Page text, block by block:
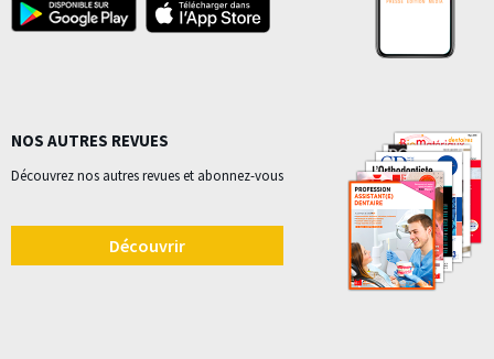
NOS AUTRES REVUES
Découvrez nos autres revues et abonnez-vous
Découvrir